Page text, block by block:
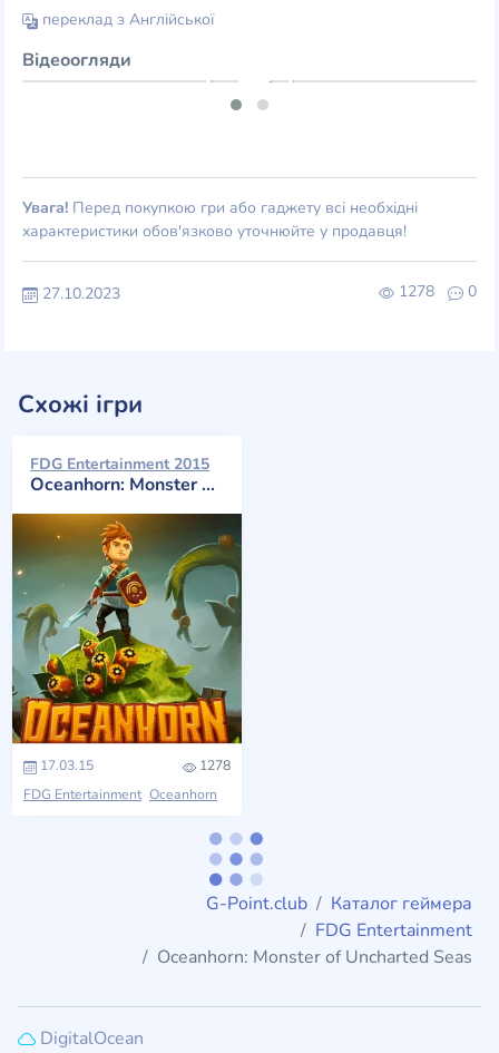
переклад з Англійської
Відеоогляди
Увага! Перед покупкою гри або гаджету всі необхідні
характеристики обов'язково уточнюйте у продавця!
1278 0
27.10.2023
Схожі ігри
FDG Entertainment 2015
Oceanhorn: Monster of Uncharted Seas
17.03.15
1278
FDG Entertainment Oceanhorn
G-Point.club
Каталог геймера
FDG Entertainment
Oceanhorn: Monster of Uncharted Seas
DigitalOcean